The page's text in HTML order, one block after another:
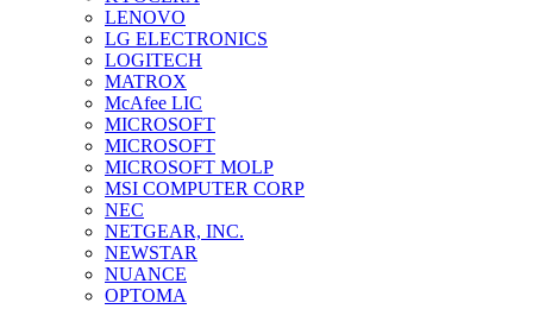
LENOVO
LG ELECTRONICS
LOGITECH
MATROX
McAfee LIC
MICROSOFT
MICROSOFT
MICROSOFT MOLP
MSI COMPUTER CORP
NEC
NETGEAR, INC.
NEWSTAR
NUANCE
OPTOMA